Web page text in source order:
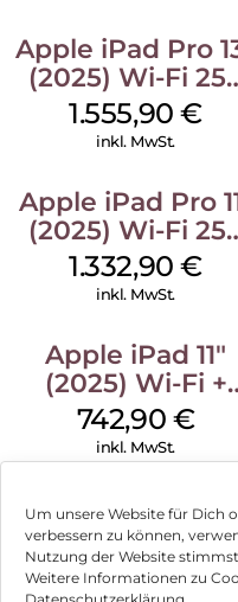
Um unsere Website für Dich
verbessern zu können,
Nutzung der Website
Weitere Informationen zu
Apple iPad Pro
(2025) Wi-Fi
GB Standardglas
Space Schwarz
1.555,90€
inkl. MwSt.
Apple iPad Pro
(2025) Wi-Fi
GB Standardglas
Silber
1.332,90€
inkl. MwSt.
Apple iPad 11″
(2025) Wi-Fi +
Cellular 128 GB
Silber
742,90 €
inkl. MwSt.
Impressum